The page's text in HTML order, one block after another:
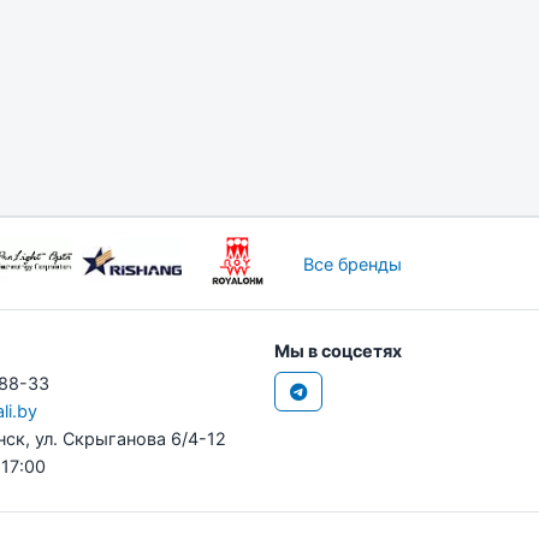
Все бренды
33
ул. Скрыганова 6/4-12
Мы в соцсетях